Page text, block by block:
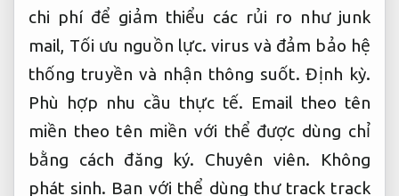
chi phí để giảm thiểu các rủi ro như junk
mail, Tối ưu nguồn lực. virus và đảm bảo hệ
thống truyền và nhận thông suốt.Định kỳ.
Phù hợp nhu cầu thực tế. Email theo tên
miền theo tên miền với thể được dùng chỉ
bằng cách đăng ký. Chuyên viên.
Không
phát sinh. Bạn với thể dùng thư track track